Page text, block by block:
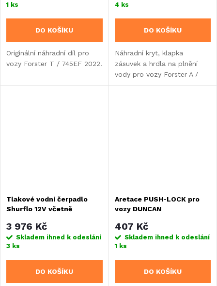
1 ks
DO KOŠÍKU
Originální náhradní díl pro
vozy Forster T / 745EF 2022.
4 ks
DO KOŠÍKU
Náhradní kryt, klapka
zásuvek a hrdla na plnění
vody pro vozy Forster A /
699DVB, Forster A / 699HB
Tlakové vodní čerpadlo
Shurflo 12V včetně
3 976 Kč
Skladem ihned k odeslání
3 ks
DO KOŠÍKU
Aretace PUSH-LOCK pro
vozy DUNCAN
407 Kč
Skladem ihned k odeslání
1 ks
DO KOŠÍKU